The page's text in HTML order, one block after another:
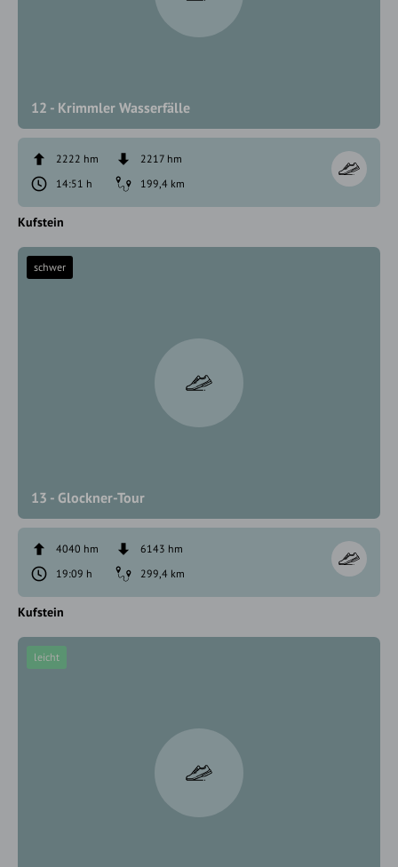
12 - Krimmler Wasserfälle
2222 hm
2217 hm
14:51 h
199,4 km
Kufstein
13 - Glockner-Tour
schwer
4040 hm
6143 hm
19:09 h
299,4 km
Kufstein
leicht